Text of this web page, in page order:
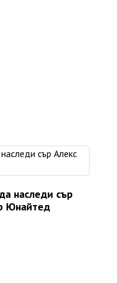
наследи сър
Юнайтед